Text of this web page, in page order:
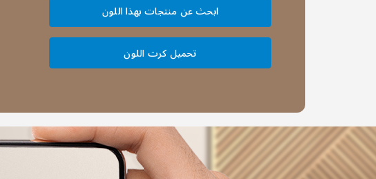
ابحث عن منتجات بهذا اللون
تحميل كرت اللون